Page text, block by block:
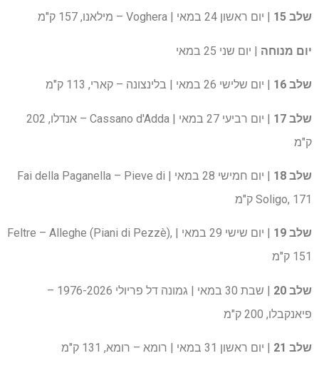
שלב 15 | יום ראשון 24 במאי | Voghera – מילאנו, 157 ק"מ
יום מנוחה | יום שני 25 במאי
שלב 16 | יום שלישי 26 במאי | בלינצונה – קארי, 113 ק"מ
שלב 17
| יום רביעי 27 במאי | Cassano d'Adda – אנדלו, 202
ק"מ
שלב 18
| יום חמישי 28 במאי | Fai della Paganella – Pieve di
Soligo, 171 ק"מ
שלב 19
| יום שישי 29 במאי | Feltre – Alleghe (Piani di Pezzè),
151 ק"מ
שלב 20
| שבת 30 במאי | גמונה דל פריולי 1976-2026 –
פיאנקבלו, 200 ק"מ
שלב 21 | יום ראשון 31 במאי | רומא – רומא, 131 ק"מ